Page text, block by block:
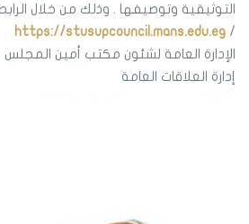
التوثيقية وتوصيفها . وذلك من خلال
https://stusupcouncil.mans.edu.eg /
الإدارة العامة لشئون مكتب أمين المجلس
إدارة العلاقات العامة